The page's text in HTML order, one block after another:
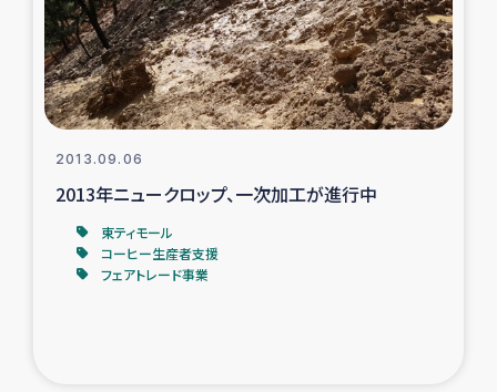
ガザ地区酪農を通した女性グループの生計支援
ふりかけ普及と食生活改善による栄養改善事業
緊急支援事業
女性の生計向上を通じた子どもの栄養改善事業
2013.09.06
2013年ニュークロップ、一次加工が進行中
東ティモール
コーヒー生産者支援
フェアトレード事業